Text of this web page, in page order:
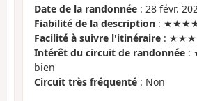
Date de la randonnée : 28 févr.
Fiabilité de la description :
Facilité à suivre l'itinéraire :
Intérêt du circuit de randonnée :
bien
Circuit très fréquenté : Non